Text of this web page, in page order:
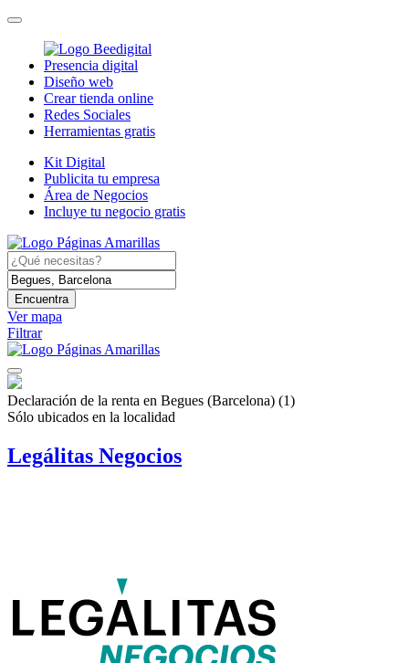
Presencia digital
Diseño web
Crear tienda online
Redes Sociales
Herramientas gratis
Kit Digital
Publicita tu empresa
Área de Negocios
Incluye tu negocio gratis
Encuentra
Ver mapa
Filtrar
Declaración de la renta en Begues (Barcelona) (1)
Sólo ubicados en la localidad
Legálitas Negocios